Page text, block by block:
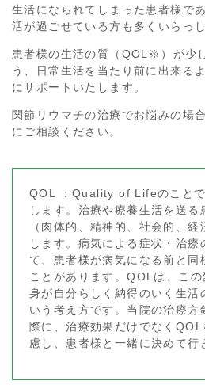
生活になられてしまった患者様で
活が過ごせている方も多くいらっ
患者様の生活の質（QOL※）が少
う、日常生活を当たり前に出来る
にサポートいたします。
関節リウマチの治療でお悩みの場
にご相談ください。
QOL ：Quality of Lifeのことで
します。治療や療養生活を送る
（肉体的、精神的、社会的、
します。病気による症状・治療
て、患者様が病気になる前と同
ことがあります。QOLは、こ
身が自分らしく納得のいく生活
いう考え方です。当院の治療方
際に、治療効果だけでなく
慮し、患者様と一緒に決めて行